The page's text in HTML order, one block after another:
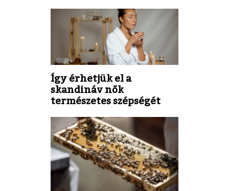
Így érhetjük el a
skandináv nők
természetes szépségét